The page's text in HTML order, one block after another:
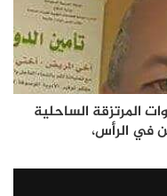
المرتزقة الساحلية
في الرأس،